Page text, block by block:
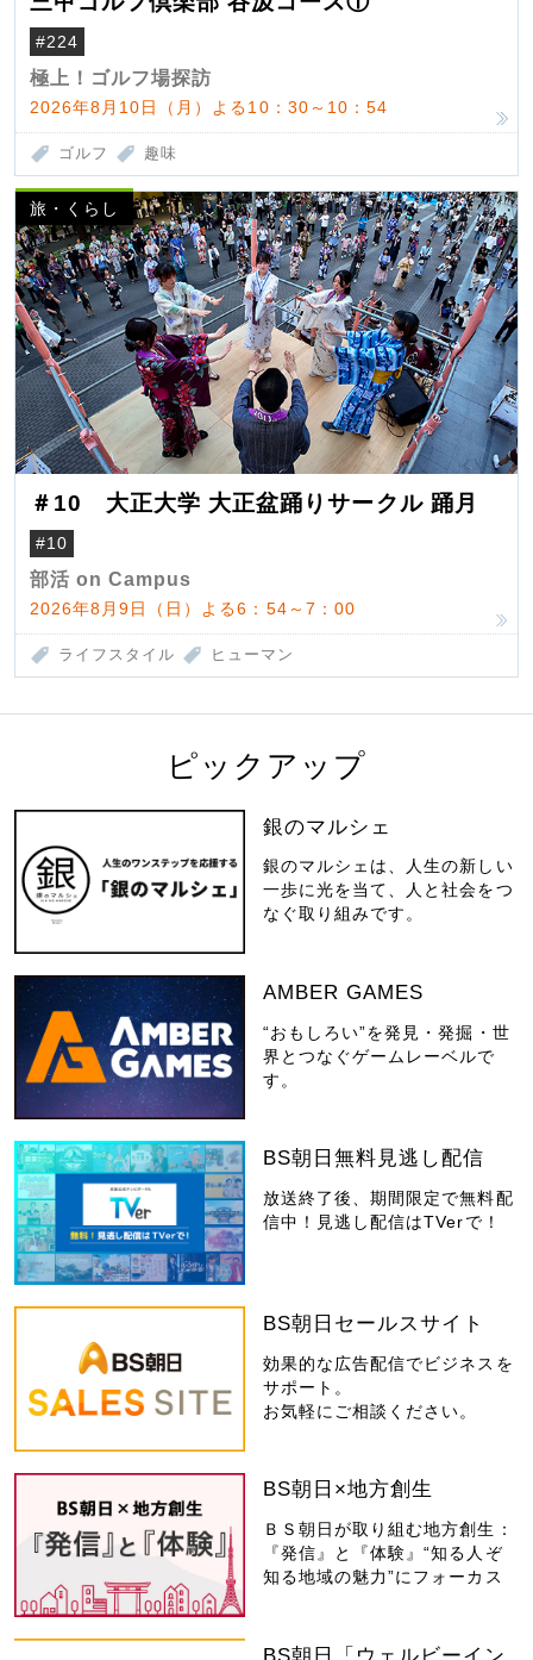
#224
極上！ゴルフ場探訪
2026年8月10日（月）よる10：30～10：54
ゴルフ 趣味
旅・くらし
＃10 大正大学 大正盆踊りサークル 踊月
#10
部活 on Campus
2026年8月9日（日）よる6：54～7：00
ライフスタイル ヒューマン
ピックアップ
銀のマルシェ
銀のマルシェは、人生の新しい
一歩に光を当て、人と社会をつ
なぐ取り組みです。
AMBER GAMES
“おもしろい”を発見・発掘・世
界とつなぐゲームレーベルで
す。
BS朝日無料見逃し配信
放送終了後、期間限定で無料配
信中！見逃し配信はTVerで！
BS朝日セールスサイト
効果的な広告配信でビジネスを
サポート。
お気軽にご相談ください。
BS朝日×地方創生
ＢＳ朝日が取り組む地方創生：
『発信』と『体験』“知る人ぞ
知る地域の魅力”にフォーカス